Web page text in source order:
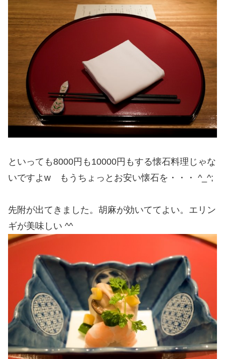
といっても8000円も10000円もする懐石料理じゃな
いですよw もうちょっとお安い懐石を・・・ ^_^;
先附が出てきました。胡麻が効いててよい。エリン
ギが美味しい ^^